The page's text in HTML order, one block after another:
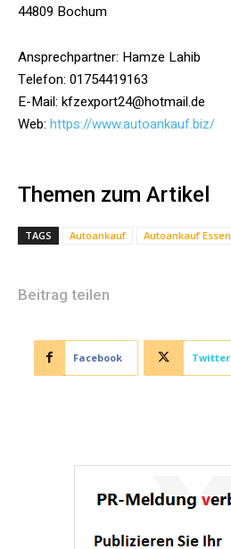
44809 Bochum
Ansprechpartner: Hamze Lahib
Telefon: 01754419163
E-Mail: kfzexport24@hotmail.de
Web: https://www.autoankauf.biz/
Themen zum Artikel
TAGS Autoankauf Autoankauf Essen
Beitrag teilen
Facebook Twitter